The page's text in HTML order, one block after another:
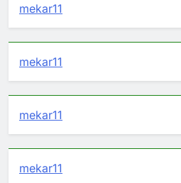
mekar11
mekar11
mekar11
mekar11